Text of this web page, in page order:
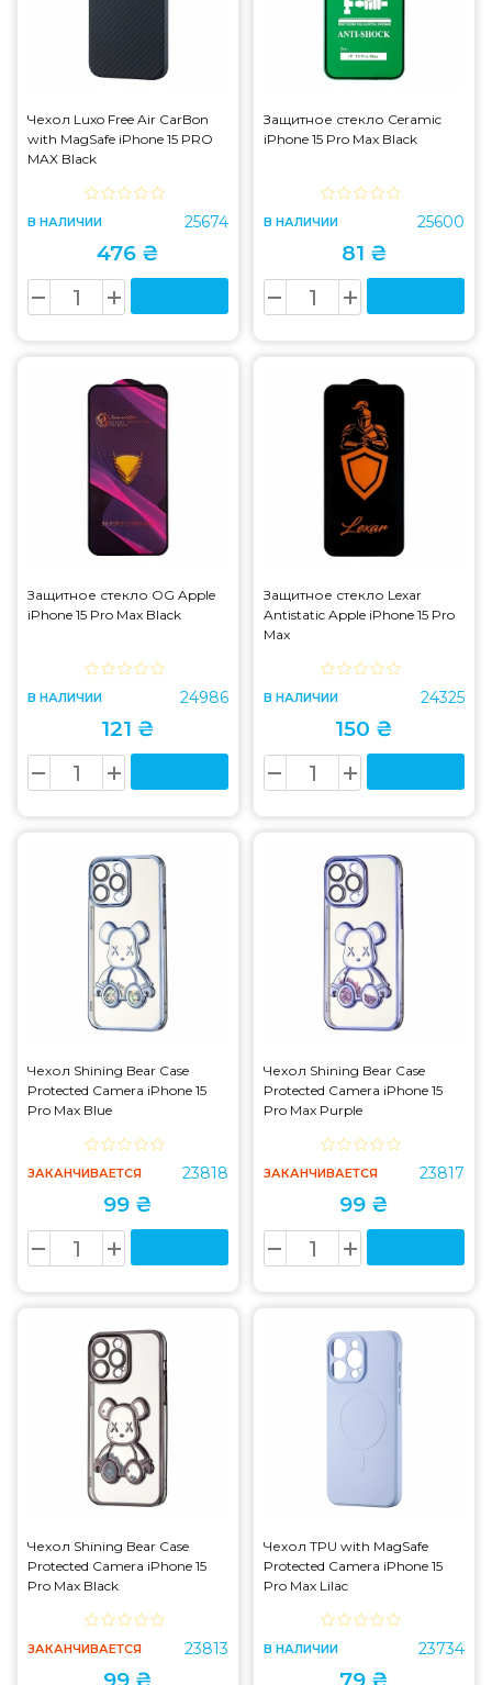
Чехол Luxo Free Air CarBon
with MagSafe iPhone 15 PRO
MAX Black
В НАЛИЧИИ 25674
476 ₴
Защитное стекло Ceramic
iPhone 15 Pro Max Black
В НАЛИЧИИ 25600
81 ₴
Защитное стекло OG Apple
iPhone 15 Pro Max Black
В НАЛИЧИИ 24986
121 ₴
Защитное стекло Lexar
Antistatic Apple iPhone 15 Pro
Max
В НАЛИЧИИ 24325
150 ₴
Чехол Shining Bear Case
Protected Camera iPhone 15
Pro Max Blue
ЗАКАНЧИВАЕТСЯ 23818
99 ₴
Чехол Shining Bear Case
Protected Camera iPhone 15
Pro Max Purple
ЗАКАНЧИВАЕТСЯ 23817
99 ₴
Чехол Shining Bear Case
Protected Camera iPhone 15
Pro Max Black
ЗАКАНЧИВАЕТСЯ 23813
Чехол TPU with MagSafe
Protected Camera iPhone 15
Pro Max Lilac
В НАЛИЧИИ 23734